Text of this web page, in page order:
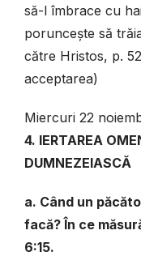
să-l îmbrace cu
poruncește să
către Hristos, p.
acceptarea)
Miercuri 22
4. IERTAREA
DUMNEZEIASCĂ
a. Când un
facă? În ce
6:15.